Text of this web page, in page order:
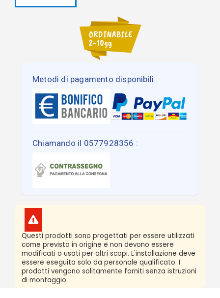
Metodi di pagamento disponibili
Chiamando il 0577928356 :
Questi prodotti sono progettati per essere utilizzati
come previsto in origine e non devono essere
modificati o usati per altri scopi. L'installazione deve
essere eseguita solo da personale qualificato. I
prodotti vengono solitamente forniti senza istruzioni
di montaggio.